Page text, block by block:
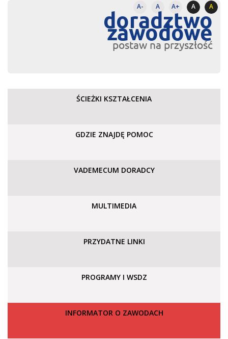
A- A A+ A A
doradztwo
zawodowe
postaw na przyszłość
ŚCIEŻKI KSZTAŁCENIA
GDZIE ZNAJDĘ POMOC
VADEMECUM DORADCY
MULTIMEDIA
PRZYDATNE LINKI
PROGRAMY I WSDZ
INFORMATOR O ZAWODACH